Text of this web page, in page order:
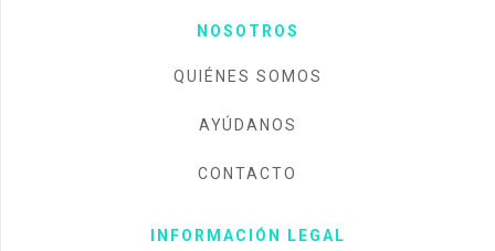
NOSOTROS
QUIÉNES SOMOS
AYÚDANOS
CONTACTO
INFORMACIÓN LEGAL